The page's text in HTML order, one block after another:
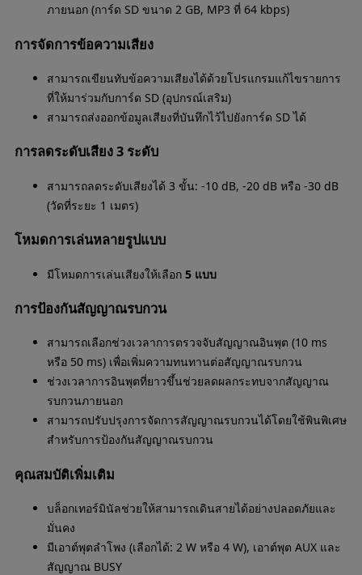
ภายนอก (การ์ด SD ขนาด 2 GB, MP3 ที่ 64 kbps)
การจัดการข้อความเสียง
สามารถเขียนทับข้อความเสียงได้ด้วยโปรแกรมแก้ไขรายการ
ที่ให้มาร่วมกับการ์ด SD (อุปกรณ์เสริม)
สามารถส่งออกข้อมูลเสียงที่บันทึกไว้ไปยังการ์ด SD ได้
การลดระดับเสียง 3 ระดับ
สามารถลดระดับเสียงได้ 3 ขั้น: -10 dB, -20 dB หรือ -30 dB
(วัดที่ระยะ 1 เมตร)
โหมดการเล่นหลายรูปแบบ
มีโหมดการเล่นเสียงให้เลือก 5 แบบ
การป้องกันสัญญาณรบกวน
สามารถเลือกช่วงเวลาการตรวจจับสัญญาณอินพุต (10 ms
หรือ 50 ms) เพื่อเพิ่มความทนทานต่อสัญญาณรบกวน
ช่วงเวลาการอินพุตที่ยาวขึ้นช่วยลดผลกระทบจากสัญญาณ
รบกวนภายนอก
สามารถปรับปรุงการจัดการสัญญาณรบกวนได้โดยใช้พินพิเศษ
สำหรับการป้องกันสัญญาณรบกวน
คุณสมบัติเพิ่มเติม
บล็อกเทอร์มินัลช่วยให้สามารถเดินสายได้อย่างปลอดภัยและ
มั่นคง
มีเอาต์พุตลำโพง (เลือกได้: 2 W หรือ 4 W), เอาต์พุต AUX และ
สัญญาณ BUSY